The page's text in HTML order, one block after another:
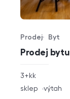
Prodej
Typ nabídky
Prodej
Typ
Byt
rozměry
dispozice
3+kk
funkce
sklep výtah